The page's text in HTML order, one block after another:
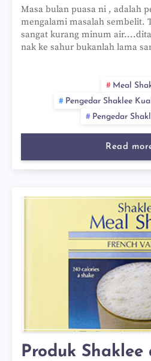
Masa bulan puasa ni , adalah
mengalami masalah sembelit.
sangat kurang minum
nak ke sahur bukanlah lama
Meal
Pengedar Shaklee
Pengedar
Read
Produk Shaklee